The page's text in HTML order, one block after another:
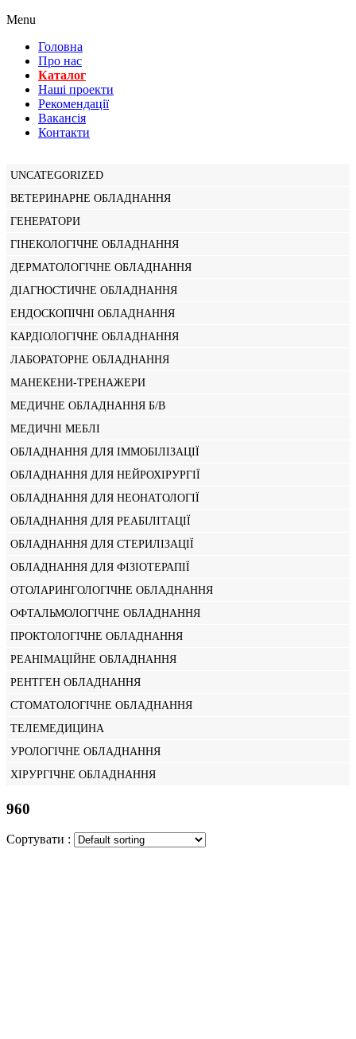
Menu
Головна
Про нас
Каталог
Нашi проекти
Рекомендації
Вакансiя
Контакти
UNCATEGORIZED
ВЕТЕРИНАРНЕ ОБЛАДНАННЯ
ГЕНЕРАТОРИ
ГІНЕКОЛОГІЧНЕ ОБЛАДНАННЯ
ДЕРМАТОЛОГІЧНЕ ОБЛАДНАННЯ
ДІАГНОСТИЧНЕ ОБЛАДНАННЯ
ЕНДОСКОПІЧНІ ОБЛАДНАННЯ
КАРДІОЛОГІЧНЕ ОБЛАДНАННЯ
ЛАБОРАТОРНЕ ОБЛАДНАННЯ
МАНЕКЕНИ-ТРЕНАЖЕРИ
МЕДИЧНЕ ОБЛАДНАННЯ Б/В
МЕДИЧНІ МЕБЛІ
ОБЛАДНАННЯ ДЛЯ ІММОБІЛІЗАЦІЇ
ОБЛАДНАННЯ ДЛЯ НЕЙРОХІРУРГІЇ
ОБЛАДНАННЯ ДЛЯ НЕОНАТОЛОГІЇ
ОБЛАДНАННЯ ДЛЯ РЕАБІЛІТАЦІЇ
ОБЛАДНАННЯ ДЛЯ СТЕРИЛІЗАЦІЇ
ОБЛАДНАННЯ ДЛЯ ФІЗІОТЕРАПІЇ
ОТОЛАРИНГОЛОГІЧНЕ ОБЛАДНАННЯ
ОФТАЛЬМОЛОГІЧНЕ ОБЛАДНАННЯ
ПРОКТОЛОГІЧНЕ ОБЛАДНАННЯ
РЕАНІМАЦІЙНЕ ОБЛАДНАННЯ
РЕНТГЕН ОБЛАДНАННЯ
СТОМАТОЛОГІЧНЕ ОБЛАДНАННЯ
ТЕЛЕМЕДИЦИНА
УРОЛОГІЧНЕ ОБЛАДНАННЯ
ХІРУРГІЧНЕ ОБЛАДНАННЯ
960
Сортувати :